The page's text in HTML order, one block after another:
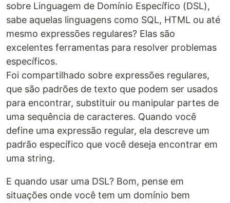
sobre Linguagem de Domínio Específico (DSL),
sabe aquelas linguagens como SQL, HTML ou até
mesmo expressões regulares? Elas são
excelentes ferramentas para resolver problemas
específicos.
Foi compartilhado sobre expressões regulares,
que são padrões de texto que podem ser usados
para encontrar, substituir ou manipular partes de
uma sequência de caracteres. Quando você
define uma expressão regular, ela descreve um
padrão específico que você deseja encontrar em
uma string.
E quando usar uma DSL? Bom, pense em
situações onde você tem um domínio bem